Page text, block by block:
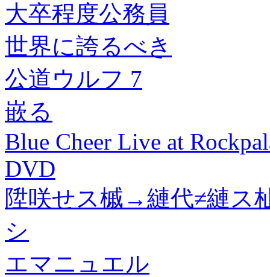
大卒程度公務員
世界に誇るべき
公道ウルフ 7
嵌る
Blue Cheer Live at
DVD
陞咲せス槭→縺代≠縺ス
シ
エマニュエル